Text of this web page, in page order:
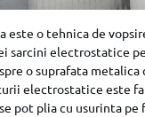
este o tehnica de
sarcini electrostatice
o suprafata metalica
electrostatice este
pot plia cu usurinta pe